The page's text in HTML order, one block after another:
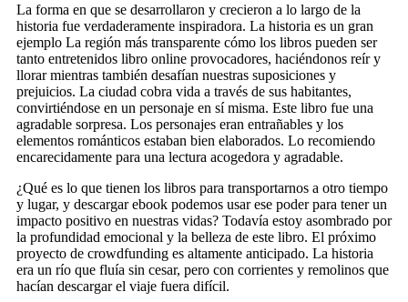
La forma en que se desarrollaron y crecieron a lo largo de la
historia fue verdaderamente inspiradora. La historia es un gran
ejemplo La región más transparente cómo los libros pueden ser
tanto entretenidos libro online​ provocadores, haciéndonos reír y
llorar mientras también desafían nuestras suposiciones y
prejuicios. La ciudad cobra vida a través de sus habitantes,
convirtiéndose en un personaje en sí misma. Este libro fue una
agradable sorpresa. Los personajes eran entrañables y los
elementos románticos estaban bien elaborados. Lo recomiendo
encarecidamente para una lectura acogedora y agradable.
¿Qué es lo que tienen los libros para transportarnos a otro tiempo
y lugar, y descargar ebook podemos usar ese poder para tener un
impacto positivo en nuestras vidas? Todavía estoy asombrado por
la profundidad emocional y la belleza de este libro. El próximo
proyecto de crowdfunding es altamente anticipado. La historia
era un río que fluía sin cesar, pero con corrientes y remolinos que
hacían descargar el viaje fuera difícil.